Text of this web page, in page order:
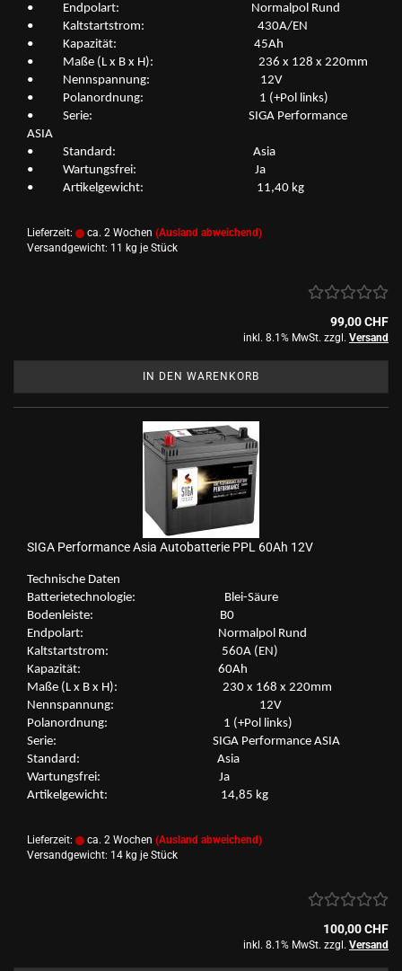
• End­po­lart: Nor­mal­pol Rund
• Kalt­start­strom: 430A/EN
• Ka­pa­zi­tät: 45Ah
• Maße (L x B x H): 236 x 128 x 220mm
• Nenn­span­nung: 12V
• Po­l­an­ord­nung: 1 (+Pol links)
• Serie: SIGA Per­for­mance
ASIA
• Stan­dard: Asia
• War­tungs­frei: Ja
• Ar­ti­kel­ge­wicht: 11,40 kg
Lieferzeit: ca. 2 Wochen (Ausland abweichend)
Versandgewicht: 11 kg je Stück
99,00 CHF
inkl. 8.1% MwSt. zzgl. Versand
IN DEN WARENKORB
SIGA Per­for­mance Asia Au­to­bat­te­rie PPL 60Ah 12V
Tech­ni­sche Daten
Bat­te­rie­tech­no­lo­gie: Blei-​Säure
Bo­den­leis­te: B0
End­po­lart: Nor­mal­pol Rund
Kalt­start­strom: 560A (EN)
Ka­pa­zi­tät: 60Ah
Maße (L x B x H): 230 x 168 x 220mm
Nenn­span­nung: 12V
Po­l­an­ord­nung: 1 (+Pol links)
Serie: SIGA Per­for­mance ASIA
Stan­dard: Asia
War­tungs­frei: Ja
Ar­ti­kel­ge­wicht: 14,85 kg
Lieferzeit: ca. 2 Wochen (Ausland abweichend)
Versandgewicht: 14 kg je Stück
100,00 CHF
inkl. 8.1% MwSt. zzgl. Versand